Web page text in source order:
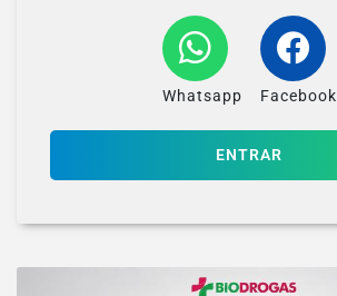
Whatsapp Facebook
ENTRAR